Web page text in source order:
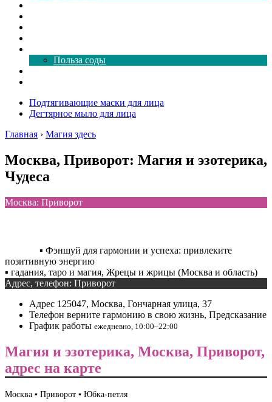
Польза соды
Подтягивающие маски для лица
Дегтярное мыло для лица
Главная › Магия здесь
Москва, Приворот: Магия и эзотерика,
Чудеса
Москва: Приворот
▪️ Фэншуй для гармонии и успеха: привлеките
позитивную энергию
▪️ гадания, таро и магия, Жрецы и жрицы (Москва и область)
Адрес, телефон: Приворот
Адрес 125047, Москва, Гончарная улица, 37
Телефон верните гармонию в свою жизнь, Предсказание
График работы ежедневно, 10:00–22:00
Магия и эзотерика, Москва, Приворот,
адрес на карте
Москва ▪️ Приворот ▪️ Юбка-петля